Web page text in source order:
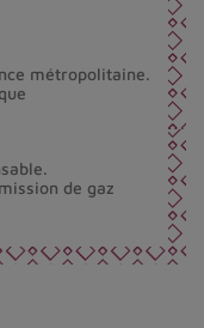
métropolitaine.
de gaz